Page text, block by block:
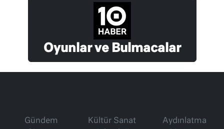
Oyunlar ve Bulmacalar
Gündem
Kültür Sanat
Aydınlatma